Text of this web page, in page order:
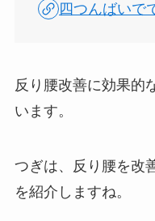
四つんばいで
反り腰改善に効果的
います。
つぎは、反り腰を改
を紹介しますね。